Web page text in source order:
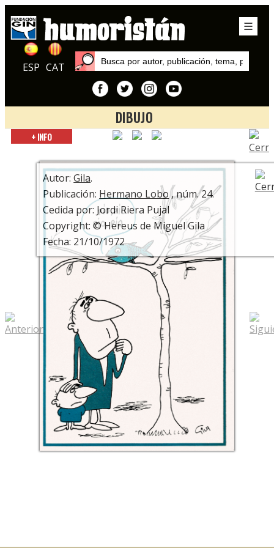
ESP CAT
DIBUJO
Inicio
¿Está la Risa? ¡Que se ponga! Centenario Miguel Gila
+ INFO
Autor:Gila.
Publicación: Hermano Lobo, núm. 24.
Cedida por: Jordi Riera Pujal
Copyright: © Hereus de Miguel Gila
Fecha: 21/10/1972